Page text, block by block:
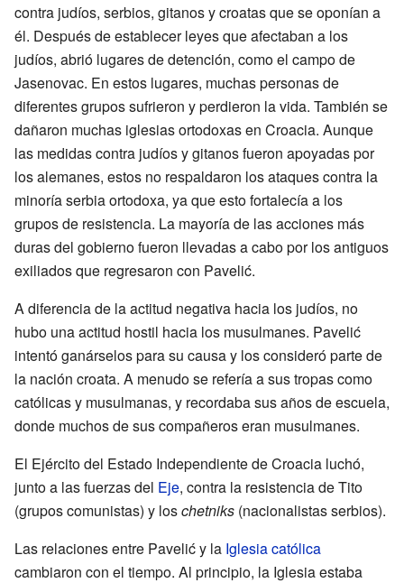
contra judíos, serbios, gitanos y croatas que se oponían a
él. Después de establecer leyes que afectaban a los
judíos, abrió lugares de detención, como el campo de
Jasenovac. En estos lugares, muchas personas de
diferentes grupos sufrieron y perdieron la vida. También se
dañaron muchas iglesias ortodoxas en Croacia. Aunque
las medidas contra judíos y gitanos fueron apoyadas por
los alemanes, estos no respaldaron los ataques contra la
minoría serbia ortodoxa, ya que esto fortalecía a los
grupos de resistencia. La mayoría de las acciones más
duras del gobierno fueron llevadas a cabo por los antiguos
exiliados que regresaron con Pavelić.
A diferencia de la actitud negativa hacia los judíos, no
hubo una actitud hostil hacia los musulmanes. Pavelić
intentó ganárselos para su causa y los consideró parte de
la nación croata. A menudo se refería a sus tropas como
católicas y musulmanas, y recordaba sus años de escuela,
donde muchos de sus compañeros eran musulmanes.
El Ejército del Estado Independiente de Croacia luchó,
junto a las fuerzas del Eje, contra la resistencia de Tito
(grupos comunistas) y loschetniks (nacionalistas serbios).
Las relaciones entre Pavelić y la Iglesia católica
cambiaron con el tiempo. Al principio, la Iglesia estaba